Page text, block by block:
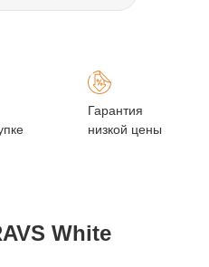
Гарантия
низкой цены
White